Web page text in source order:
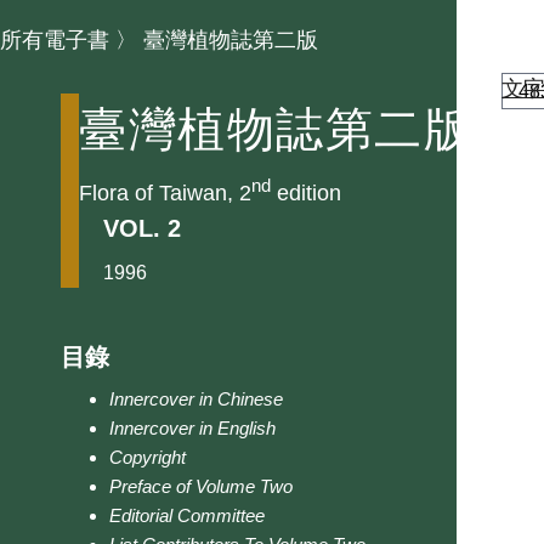
所有電子書 〉 臺灣植物誌第二版
臺灣植物誌第二版
Flora of Taiwan, 2nd edition
VOL. 2
1996
目錄
Innercover in Chinese
Innercover in English
Copyright
Preface of Volume Two
Editorial Committee
文